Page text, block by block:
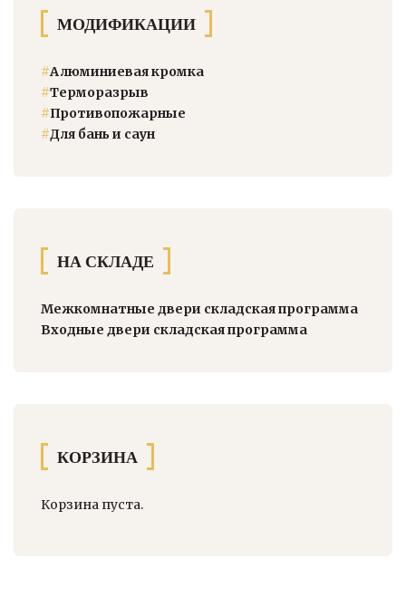
МОДИФИКАЦИИ
#Алюминиевая кромка
#Терморазрыв
#Противопожарные
#Для бань и саун
НА СКЛАДЕ
Межкомнатные двери складская программа
Входные двери складская программа
КОРЗИНА
Корзина пуста.